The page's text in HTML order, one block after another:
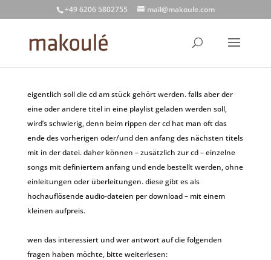
+49 6206 5802755 mail@makoule.com
eigentlich soll die cd am stück gehört werden. falls aber der
eine oder andere titel in eine playlist geladen werden soll,
wird’s schwierig, denn beim rippen der cd hat man oft das
ende des vorherigen oder/und den anfang des nächsten titels
mit in der datei. daher können – zusätzlich zur cd – einzelne
songs mit definiertem anfang und ende bestellt werden, ohne
einleitungen oder überleitungen. diese gibt es als
hochauflösende audio-dateien per download – mit einem
kleinen aufpreis.
wen das interessiert und wer antwort auf die folgenden
fragen haben möchte, bitte weiterlesen: